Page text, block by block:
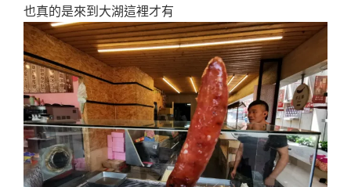
也真的是來到大湖這裡才有